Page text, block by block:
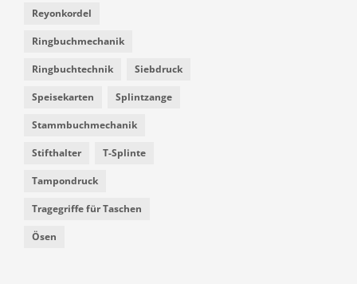
Reyonkordel
Ringbuchmechanik
Ringbuchtechnik Siebdruck
Speisekarten Splintzange
Stammbuchmechanik
Stifthalter T-Splinte
Tampondruck
Tragegriffe für Taschen
Ösen